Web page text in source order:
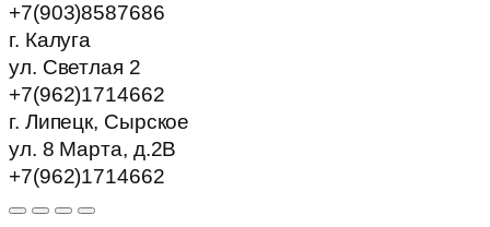
+7(903)8587686
г. Калуга
ул. Светлая 2
+7(962)1714662
г. Липецк, Сырское
ул. 8 Марта, д.2В
+7(962)1714662